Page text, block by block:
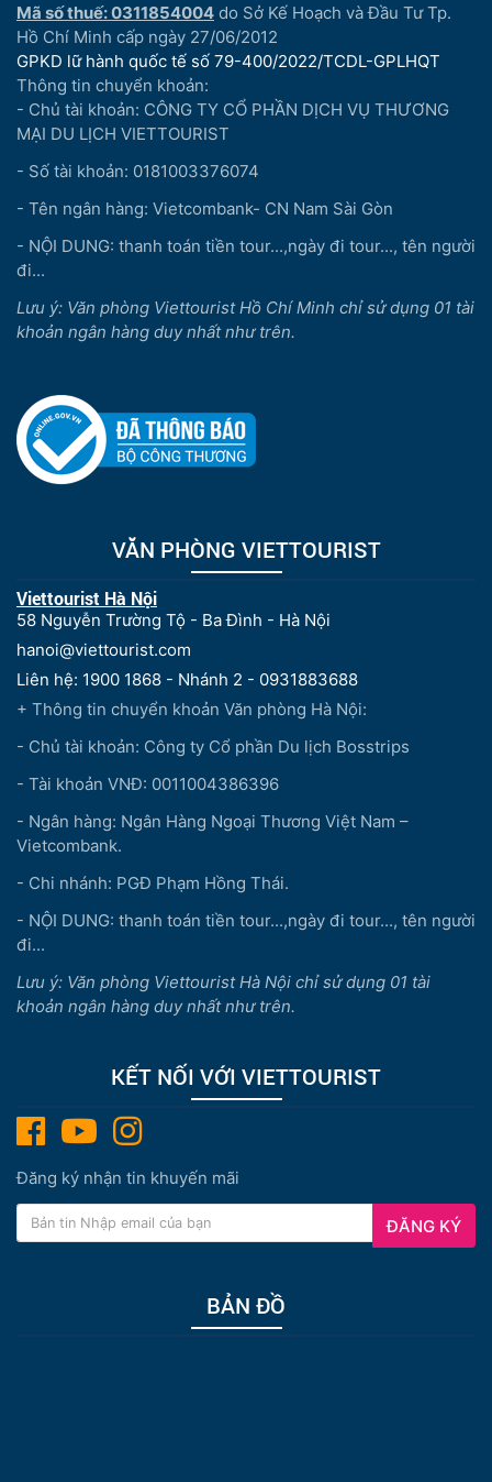
Mã số thuế: 0311854004 do Sở Kế Hoạch và Đầu Tư Tp.
Hồ Chí Minh cấp ngày 27/06/2012
GPKD lữ hành quốc tế số 79-400/2022/TCDL-GPLHQT
Thông tin chuyển khoản:
- Chủ tài khoản: CÔNG TY CỔ PHẦN DỊCH VỤ THƯƠNG
MẠI DU LỊCH VIETTOURIST
- Số tài khoản: 0181003376074
- Tên ngân hàng: Vietcombank- CN Nam Sài Gòn
- NỘI DUNG: thanh toán tiền tour...,ngày đi tour..., tên người
đi...
Lưu ý: Văn phòng Viettourist Hồ Chí Minh chỉ sử dụng 01 tài
khoản ngân hàng duy nhất như trên.
VĂN PHÒNG VIETTOURIST
Viettourist Hà Nội
58 Nguyễn Trường Tộ - Ba Đình - Hà Nội
hanoi@viettourist.com
Liên hệ: 1900 1868 - Nhánh 2 - 0931883688
+ Thông tin chuyển khoản Văn phòng Hà Nội:
- Chủ tài khoản: Công ty Cổ phần Du lịch Bosstrips
- Tài khoản VNĐ: 0011004386396
- Ngân hàng: Ngân Hàng Ngoại Thương Việt Nam –
Vietcombank.
- Chi nhánh: PGĐ Phạm Hồng Thái.
- NỘI DUNG: thanh toán tiền tour...,ngày đi tour..., tên người
đi...
Lưu ý: Văn phòng Viettourist Hà Nội chỉ sử dụng 01 tài
khoản ngân hàng duy nhất như trên.
KẾT NỐI VỚI VIETTOURIST
Đăng ký nhận tin khuyến mãi
ĐĂNG KÝ
BẢN ĐỒ